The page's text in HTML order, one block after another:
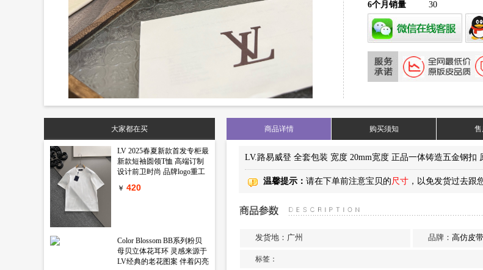
标签：原单LV皮带 高仿LV皮带 精仿LV皮带 原版LV皮带
6个月销量 30
大家都在买
LV 2025春夏新款首发专柜最
新款短袖圆领T恤 高端订制
设计前卫时尚 品牌logo重工
面料.手感柔软.穿着舒适.专
￥ 420
Color Blossom BB系列粉贝
母贝立体花耳环 灵感来源于
LV经典的老花图案 伴着闪亮
商品详情 购买须知 售
LV.路易威登 全套包装 宽度 20mm宽度 正品一体铸造五金钢
温馨提示： 请在下单前注意宝贝的 尺寸 ，以免发货过去跟
发货地：广州
品牌：高仿皮带
标签：